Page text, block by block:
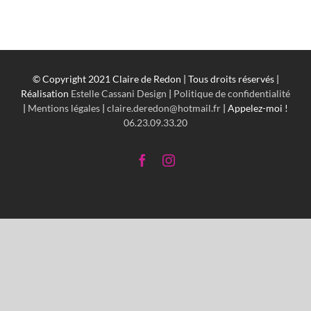
© Copyright 2021 Claire de Redon | Tous droits réservés |
Réalisation Estelle Cassani Design | Politique de confidentialité
| Mentions légales | claire.deredon@hotmail.fr | Appelez-moi !
06.23.09.33.20
FacebookInstagram